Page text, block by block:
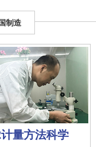
制造
量方法科学